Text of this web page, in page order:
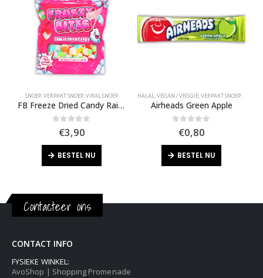
SNOEP,VERPAKT SNOEP,VIRAL SNOEP
FB Freeze Dried Candy Rainbow Sweet Candy
out of 5
€3,90
BESTEL NU
HALAL,VEGAN / VEGGIE,VERPAKT SNOEP,VIRAL
Airheads Green Apple
out of 5
€0,80
BESTEL NU
Contacteer ons
CONTACT INFO
FYSIEKE WINKEL:
AvoShop | Shopping Promenade